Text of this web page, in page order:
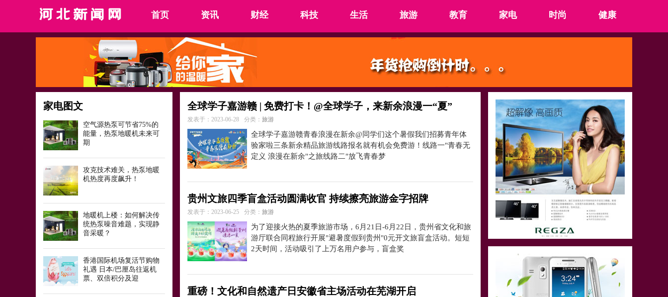
首页 资讯 财经 科技 生活 旅游 教育 家电 时尚 健康
家电图文
空气源热泵可节省75%的
能量，热泵地暖机未来可
期
攻克技术难关，热泵地暖
机热度再度飙升！
地暖机上楼：如何解决传
统热泵噪音难题，实现静
音采暖？
香港国际机场复活节购物
礼遇 日本/巴厘岛往返机
票、双倍积分及迎
全球学子嘉游赣 | 免费打卡！@全球学子，来新余浪漫一“夏”
发表于：2023-06-28 分类： 旅游
全球学子嘉游赣青春浪漫在新余@同学们这个暑假我们招募青年体
验家啦三条新余精品旅游线路报名就有机会免费游！线路一"青春无
定义 浪漫在新余"之旅线路二"放飞青春梦
贵州文旅四季盲盒活动圆满收官 持续擦亮旅游金字招牌
发表于：2023-06-25 分类： 旅游
为了迎接火热的夏季旅游市场，6月21日-6月22日，贵州省文化和旅
游厅联合同程旅行开展"避暑度假到贵州"0元开文旅盲盒活动。短短
2天时间，活动吸引了上万名用户参与，盲盒奖
重磅！文化和自然遗产日安徽省主场活动在芜湖开启